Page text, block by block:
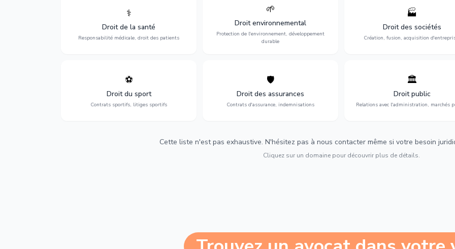
⚕️
Droit de la santé
Responsabilité médicale, droit des patients
Défense de vos droits médicaux : erreurs
médicales, responsabilité des praticiens
et indemnisation.
🌱
Droit environnemental
Protection de l'environnement, développement
durable
environnementale, litiges et
développement durable.
🏭
Droit des sociétés
Création, fusion, acquisition
Structuration de votre société :
fusion-acquisition, gouvernance
restructuration.
⚽
Droit du sport
Contrats sportifs, litiges sportifs
Expertise en droit sportif : contrats de
sportifs, transferts, sponsoring et
contentieux.
🛡️
Droit des assurances
Contrats d'assurance, indemnisations
Défense de vos intérêts : contrats
d'assurance, sinistres et indemnisations
optimales.
🏛️
Droit public
Relations avec l'administration, marchés
Gestion de vos relations avec
l'administration : marchés
urbanisme et contentieux.
Cette liste n'est pas exhaustive. N'hésitez pas à nous contacter même si votre besoin
Cliquez sur un domaine pour découvrir plus de détails.